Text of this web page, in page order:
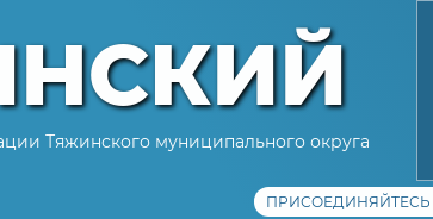
Тяжинского муниципального округа
ПРИСОЕДИНЯЙТЕСЬ